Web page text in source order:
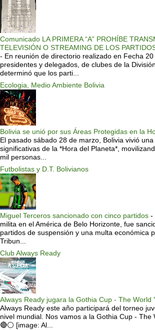
Comunicado LA PRIMERA “A” PROHÍBE
TELEVISIÓN O STREAMING DE LOS
- En reunión de directorio realizado en Fecha
presidentes y delegados, de clubes de la
determinó que los parti...
Ecologia, Medio Ambiente Bolivia
Bolivia se unió por sus Áreas Protegidas en la
El pasado sábado 28 de marzo, Bolivia vivió
significativas de la *Hora del Planeta*,
mil personas...
Futbolistas y D.T. Bolivianos
Miguel Terceros sancionado con cinco partidos -
milita en el América de Belo Horizonte, fue
partidos de suspensión y una multa económica
Tribun...
Club Always Ready
Always Ready jugara la Gothia Cup - The World
Always Ready este año participará del torneo
nivel mundial. Nos vamos a la Gothia Cup -
🔴⚪️ [image: Al...